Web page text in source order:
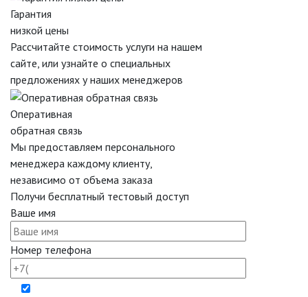
Гарантия
низкой цены
Рассчитайте стоимость услуги на нашем
сайте, или узнайте о специальных
предложениях у наших менеджеров
Оперативная
обратная связь
Мы предоставляем персонального
менеджера каждому клиенту,
независимо от объема заказа
Получи бесплатный тестовый доступ
Ваше имя
Номер телефона